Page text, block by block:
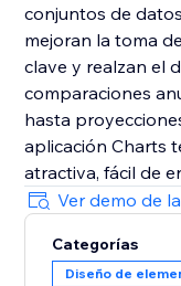
conjuntos de
mejoran la toma
clave y realzan el
comparaciones
hasta
aplicación Charts
atractiva, fácil de
visitantes
Ver demo de
Categorías
Diseño de